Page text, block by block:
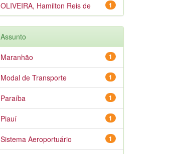
1
OLIVEIRA, Hamilton Reis de
Assunto
1
Maranhão
1
Modal de Transporte
1
Paraíba
1
Piauí
1
Sistema Aeroportuário